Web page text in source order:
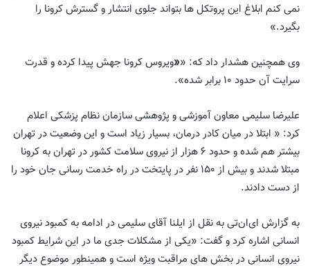
نمی کنم ابلاغ این پروتکل ها بتواند جلوی انتشار و گسترش کرونا را
بگیرد.»
وی همچنین هشدار داد که: ««ویروس کرونا جهش پیدا کرده و قدرت
سرایت آن حدود ۱۰ برابر شده».
علیرضا سلیمی معاون آموزشی و پژوهشی سازمان نظام پزشکی اعلام
کرد: « ابتلا‌ در میان کادر درمان، بسیار زیاد است و این وضعیت در تهران
بیشتر هم شده و حدود ۶ هزار از نیروی سلامت کشور در تهران به کرونا
مبتلا شدند و بیش از ۱۵۰ نفر در پایتخت در راه خدمت رسانی جان خود را
از دست دادند.
به گزارش ای‌ان‌تی به نقل از ایلنا آقای سلیمی در ادامه به کمبود نیروی
انسانی اشاره کرد و گفت: «یکی از مشکلات جدی ما در این شرایط کمبود
نیروی انسانی در بخش های مراقبت ویژه است و همینطور موضوع دیگر